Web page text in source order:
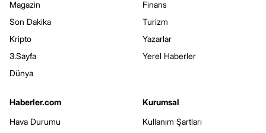
Magazin
Son Dakika
Kripto
3.Sayfa
Dünya
Finans
Turizm
Yazarlar
Yerel Haberler
Haberler.com
Hava Durumu
Kurumsal
Kullanım Şartları